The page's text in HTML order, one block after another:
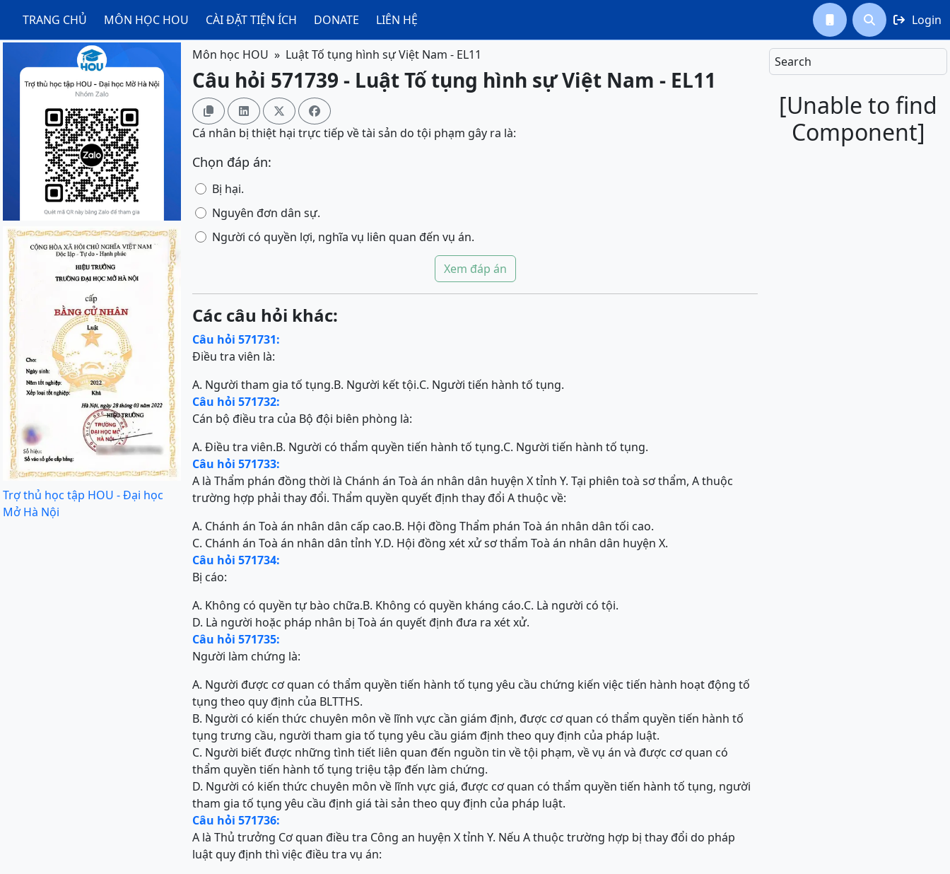
TRANG CHỦ MÔN HỌC HOU CÀI ĐẶT TIỆN ÍCH DONATE LIÊN HỆ   Login
Search
[Unable to find
Component]
Trợ thủ học tập HOU - Đại học
Mở Hà Nội
Môn học HOU Luật Tố tụng hình sự Việt Nam - EL11
Câu hỏi 571739 - Luật Tố tụng hình sự Việt Nam - EL11
   
Cá nhân bị thiệt hại trực tiếp về tài sản do tội phạm gây ra là:
Chọn đáp án:
Bị hại.
Nguyên đơn dân sự.
Người có quyền lợi, nghĩa vụ liên quan đến vụ án.
Xem đáp án
Các câu hỏi khác:
Câu hỏi 571731:
Điều tra viên là:
A. Người tham gia tố tụng.B. Người kết tội.C. Người tiến hành tố tụng.
Câu hỏi 571732:
Cán bộ điều tra của Bộ đội biên phòng là:
A. Điều tra viên.B. Người có thẩm quyền tiến hành tố tụng.C. Người tiến hành tố tụng.
Câu hỏi 571733:
A là Thẩm phán đồng thời là Chánh án Toà án nhân dân huyện X tỉnh Y. Tại phiên toà sơ thẩm, A thuộc
trường hợp phải thay đổi. Thẩm quyền quyết định thay đổi A thuộc về:
A. Chánh án Toà án nhân dân cấp cao.B. Hội đồng Thẩm phán Toà án nhân dân tối cao.
C. Chánh án Toà án nhân dân tỉnh Y.D. Hội đồng xét xử sơ thẩm Toà án nhân dân huyện X.
Câu hỏi 571734:
Bị cáo:
A. Không có quyền tự bào chữa.B. Không có quyền kháng cáo.C. Là người có tội.
D. Là người hoặc pháp nhân bị Toà án quyết định đưa ra xét xử.
Câu hỏi 571735:
Người làm chứng là:
A. Người được cơ quan có thẩm quyền tiến hành tố tụng yêu cầu chứng kiến việc tiến hành hoạt động tố
tụng theo quy định của BLTTHS.
B. Người có kiến thức chuyên môn về lĩnh vực cần giám định, được cơ quan có thẩm quyền tiến hành tố
tụng trưng cầu, người tham gia tố tụng yêu cầu giám định theo quy định của pháp luật.
C. Người biết được những tình tiết liên quan đến nguồn tin về tội phạm, về vụ án và được cơ quan có
thẩm quyền tiến hành tố tụng triệu tập đến làm chứng.
D. Người có kiến thức chuyên môn về lĩnh vực giá, được cơ quan có thẩm quyền tiến hành tố tụng, người
tham gia tố tụng yêu cầu định giá tài sản theo quy định của pháp luật.
Câu hỏi 571736:
A là Thủ trưởng Cơ quan điều tra Công an huyện X tỉnh Y. Nếu A thuộc trường hợp bị thay đổi do pháp
luật quy định thì việc điều tra vụ án: